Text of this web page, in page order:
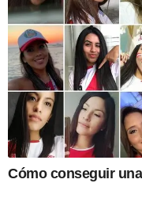
Cómo conseguir